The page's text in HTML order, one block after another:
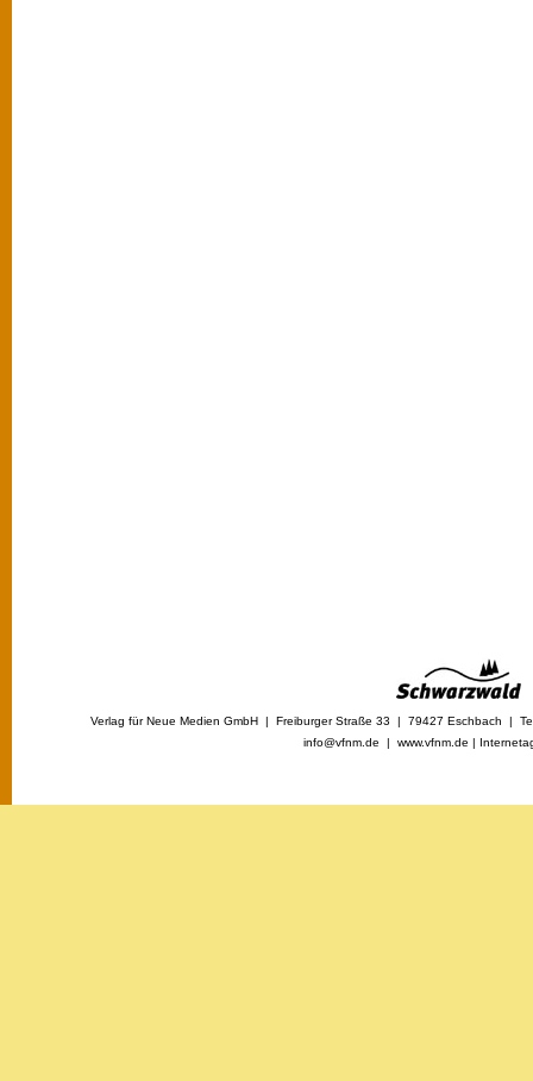
Verlag für Neue Medien GmbH | Freiburger Straße 33 | 79427 Eschbach |
info@vfnm.de | www.vfnm.de |